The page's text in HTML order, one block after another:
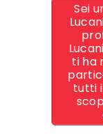
Sei
ti ha
tutti